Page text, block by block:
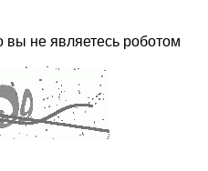
вы не являетесь роботом